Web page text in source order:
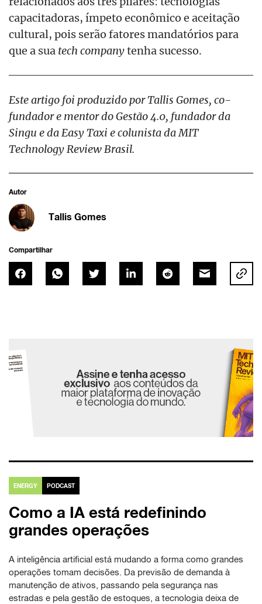
capacitadoras, ímpeto econômico e aceitação
cultural, pois serão fatores mandatórios para
que a sua tech companytenha sucesso.
Este artigo foi produzido por Tallis Gomes, co-
fundador e mentor do Gestão 4.0, fundador da
Singu e da Easy Taxi e colunista da MIT
Technology Review Brasil.
Autor
Tallis Gomes
Compartilhar
ENERGY PODCAST
Como a IA está redefinindo
grandes operações
A inteligência artificial está mudando a forma como grandes
operações tomam decisões. Da previsão de demanda à
manutenção de ativos, passando pela segurança nas
estradas e pela gestão de estoques, a tecnologia deixa de